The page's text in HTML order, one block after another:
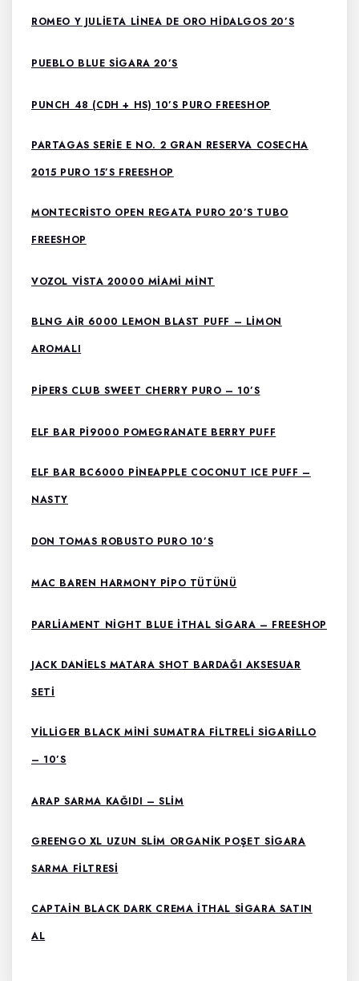
ROMEO Y JULIETA LINEA DE ORO HIDALGOS 20’S
PUEBLO BLUE SIGARA 20’S
PUNCH 48 (CDH + HS) 10’S PURO FREESHOP
PARTAGAS SERIE E NO. 2 GRAN RESERVA COSECHA
2015 PURO 15’S FREESHOP
MONTECRISTO OPEN REGATA PURO 20’S TUBO
FREESHOP
VOZOL VISTA 20000 MIAMI MINT
BLNG AIR 6000 LEMON BLAST PUFF – LIMON
AROMALI
PIPERS CLUB SWEET CHERRY PURO – 10’S
ELF BAR PI9000 POMEGRANATE BERRY PUFF
ELF BAR BC6000 PINEAPPLE COCONUT ICE PUFF –
NASTY
DON TOMAS ROBUSTO PURO 10’S
MAC BAREN HARMONY PIPO TÜTÜNÜ
PARLIAMENT NIGHT BLUE ITHAL SIGARA – FREESHOP
JACK DANIELS MATARA SHOT BARDAĞI AKSESUAR
SETI
VILLIGER BLACK MINI SUMATRA FILTRELI SIGARILLO
– 10’S
ARAP SARMA KAĞIDI – SLIM
GREENGO XL UZUN SLIM ORGANIK POŞET SIGARA
SARMA FILTRESI
CAPTAIN BLACK DARK CREMA İTHAL SIGARA SATIN
AL